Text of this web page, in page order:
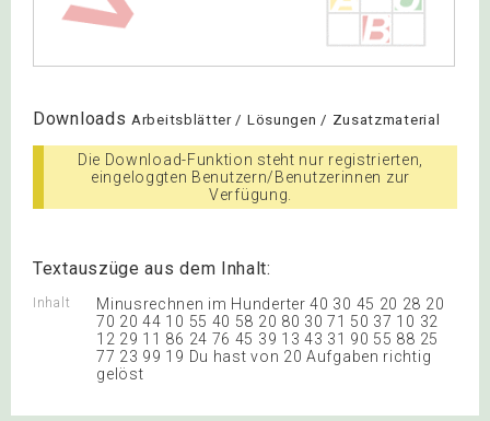
Downloads Arbeitsblätter / Lösungen / Zusatzmaterial
Die Download-Funktion steht nur registrierten,
eingeloggten Benutzern/Benutzerinnen zur
Verfügung.
Textauszüge aus dem Inhalt:
Inhalt
Minusrechnen im Hunderter 40 30 45 20 28 20
70 20 44 10 55 40 58 20 80 30 71 50 37 10 32
12 29 11 86 24 76 45 39 13 43 31 90 55 88 25
77 23 99 19 Du hast von 20 Aufgaben richtig
gelöst